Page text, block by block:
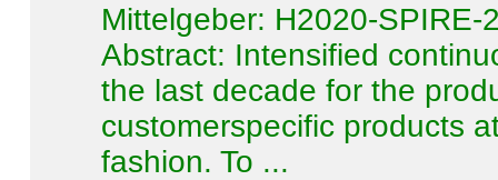
Mittelgeber: H2020-SPIRE-
Abstract: Intensified
the last decade for the
customerspecific products
fashion. To ...